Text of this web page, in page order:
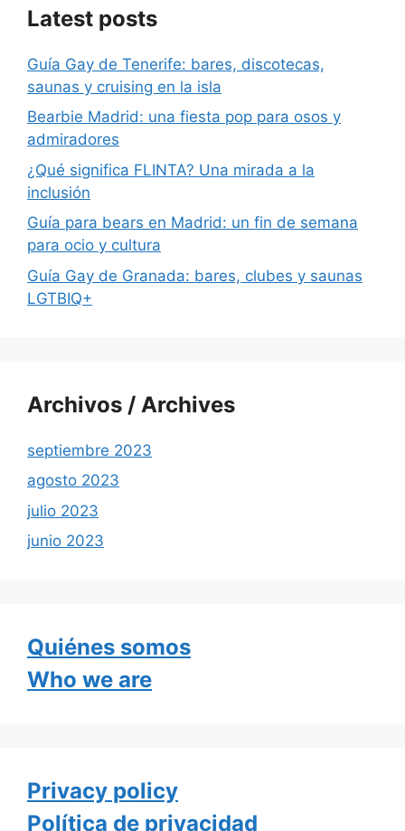
Latest posts
Guía Gay de Tenerife: bares, discotecas,
saunas y cruising en la isla
Bearbie Madrid: una fiesta pop para osos y
admiradores
¿Qué significa FLINTA? Una mirada a la
inclusión
Guía para bears en Madrid: un fin de semana
para ocio y cultura
Guía Gay de Granada: bares, clubes y saunas
LGTBIQ+
Archivos / Archives
septiembre 2023
agosto 2023
julio 2023
junio 2023
Quiénes somos
Who we are
Privacy policy
Política de privacidad